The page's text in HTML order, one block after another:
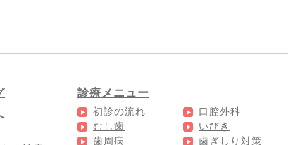
診療メニュー
初診の流れ
むし歯
歯周病
口腔外科
いびき
歯ぎしり対策